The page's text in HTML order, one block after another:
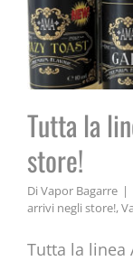
Tutta la
store!
Di Vapor Bagarre |
arrivi negli store!,
Tutta la linea